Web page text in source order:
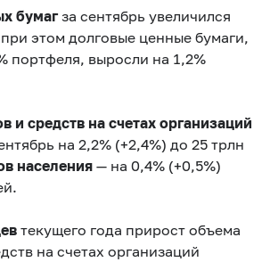
бумагза сентябрь увеличился
этом долговые ценные бумаги,
портфеля, выросли на 1,2%
и средств на счетах организаций
на 2,2% (+2,4%) до 25 трлн
населения — на 0,4% (+0,5%)
текущего года прирост объема
на счетах организаций